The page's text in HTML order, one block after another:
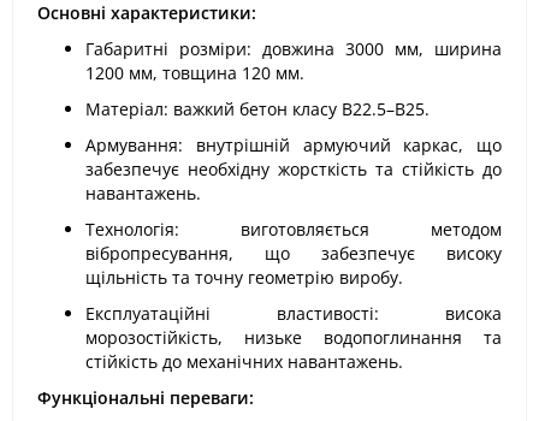
Основні характеристики:
Габаритні розміри: довжина 3000 мм, ширина
1200 мм, товщина 120 мм.
Матеріал: важкий бетон класу В22.5–В25.
Армування: внутрішній армуючий каркас, що
забезпечує необхідну жорсткість та стійкість до
навантажень.
Технологія: виготовляється методом
вібропресування, що забезпечує високу
щільність та точну геометрію виробу.
Експлуатаційні властивості: висока
морозостійкість, низьке водопоглинання та
стійкість до механічних навантажень.
Функціональні переваги: